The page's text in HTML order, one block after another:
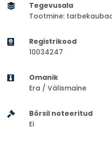
Tegevusala
Tootmine:
Registrikood
10034247
Omanik
Era / Välismaine
Börsil noteeritud
Ei